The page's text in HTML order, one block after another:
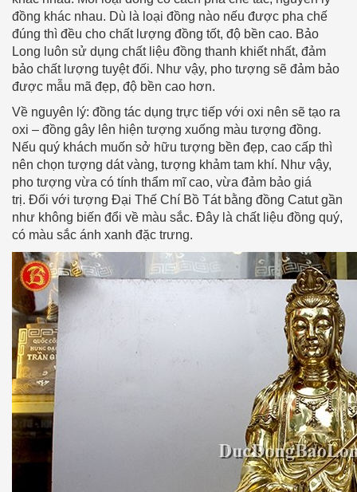
đồng khác nhau. Dù là loại đồng nào nếu được pha chế
đúng thì đều cho chất lượng đồng tốt, độ bền cao. Bảo
Long luôn sử dụng chất liệu đồng thanh khiết nhất, đảm
bảo chất lượng tuyệt đối. Như vậy, pho tượng sẽ đảm bảo
được mẫu mã đẹp, độ bền cao hơn.
Về nguyên lý: đồng tác dụng trực tiếp với oxi nên sẽ tạo ra
oxi – đồng gây lên hiện tượng xuống màu tượng đồng.
Nếu quý khách muốn sở hữu tượng bền đẹp, cao cấp thì
nên chọn tượng dát vàng, tượng khảm tam khí. Như vậy,
pho tượng vừa có tính thẩm mĩ cao, vừa đảm bảo giá
trị. Đối với tượng Đại Thế Chí Bồ Tát bằng đồng Catut gần
như không biến đổi về màu sắc. Đây là chất liệu đồng quý,
có màu sắc ánh xanh đặc trưng.